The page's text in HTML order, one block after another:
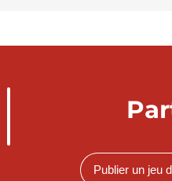
Publier un jeu